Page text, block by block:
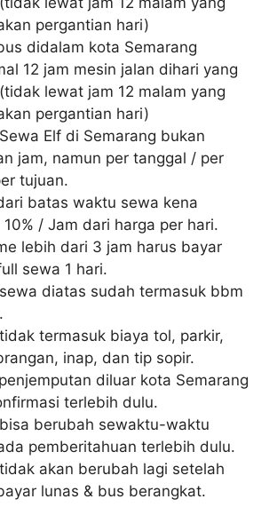
pergantian hari)
didalam kota Semarang
12 jam mesin jalan dihari yang
lewat jam 12 malam yang
pergantian hari)
Elf di Semarang bukan
jam, namun per tanggal / per
tujuan.
batas waktu sewa kena
10% / Jam dari harga per hari.
lebih dari 3 jam harus bayar
sewa 1 hari.
diatas sudah termasuk bbm
termasuk biaya tol, parkir,
inap, dan tip sopir.
diluar kota Semarang
terlebih dulu.
berubah sewaktu-waktu
pemberitahuan terlebih dulu.
akan berubah lagi setelah
lunas & bus berangkat.